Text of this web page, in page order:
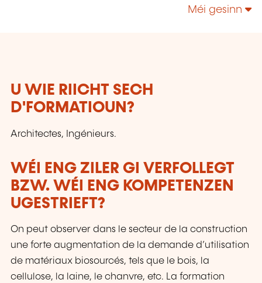
les compétences de ceux qui font vivre son
Méi gesinn
U WIE RIICHT SECH
D'FORMATIOUN?
Architectes, Ingénieurs.
WÉI ENG ZILER GI VERFOLLEGT
BZW. WÉI ENG KOMPETENZEN
UGESTRIEFT?
On peut observer dans le secteur de la construction
une forte augmentation de la demande d’utilisation
de matériaux biosourcés, tels que le bois, la
cellulose, la laine, le chanvre, etc. La formation